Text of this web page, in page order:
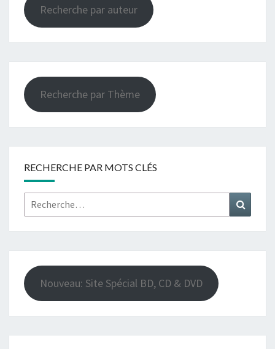
Recherche par auteur
Recherche par Thème
RECHERCHE PAR MOTS CLÉS
Rechercher :
Nouveau: Site Spécial BD, CD & DVD